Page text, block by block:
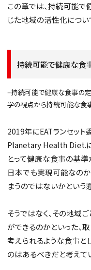
この章では、持続可能
じた地域の活性化につい
持続可能で健康な食
–持続可能で健康な食事の
学の視点から持続可能な食
2019年にEATランセッ
Planetary Health Diet.
とって健康な食事の基準
日本でも実現可能なの
まうのではないかという
そうではなく、その地域
ができるのかといった、
考えられるような食事と
のはあるべきだと考えて